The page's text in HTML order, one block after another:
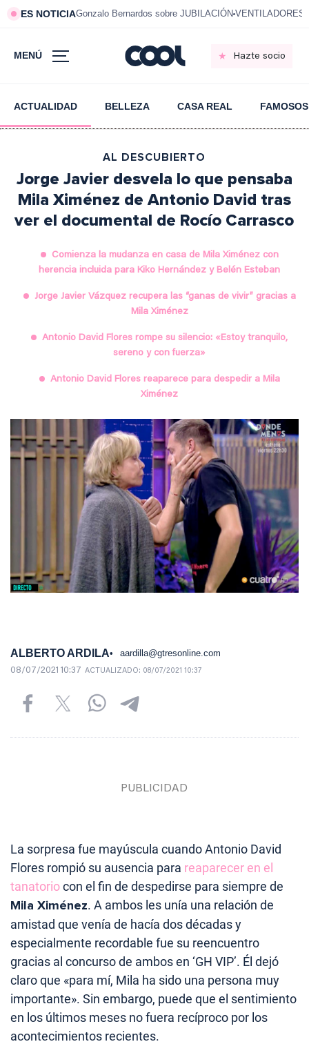
ES NOTICIAGonzalo Bernardos sobre JUBILACIÓN VENTILADORES
MENÚ Hazte socio
ACTUALIDAD BELLEZA CASA REAL FAMOSOS
AL DESCUBIERTO
Jorge Javier desvela lo que pensaba
Mila Ximénez de Antonio David tras
ver el documental de Rocío Carrasco
Comienza la mudanza en casa de Mila Ximénez con
herencia incluida para Kiko Hernández y Belén Esteban
Jorge Javier Vázquez recupera las “ganas de vivir” gracias a
Mila Ximénez
Antonio David Flores rompe su silencio: «Estoy tranquilo,
sereno y con fuerza»
Antonio David Flores reaparece para despedir a Mila
Ximénez
ALBERTO ARDILA aardilla@gtresonline.com
08/07/2021 10:37 ACTUALIZADO: 08/07/2021 10:37
La sorpresa fue mayúscula cuando Antonio David
Flores rompió su ausencia para reaparecer en el
tanatoriocon el fin de despedirse para siempre de
Mila Ximénez. A ambos les unía una relación de
amistad que venía de hacía dos décadas y
especialmente recordable fue su reencuentro
gracias al concurso de ambos en ‘GH VIP’. Él dejó
claro que «para mí, Mila ha sido una persona muy
importante». Sin embargo, puede que el sentimiento
en los últimos meses no fuera recíproco por los
acontecimientos recientes.